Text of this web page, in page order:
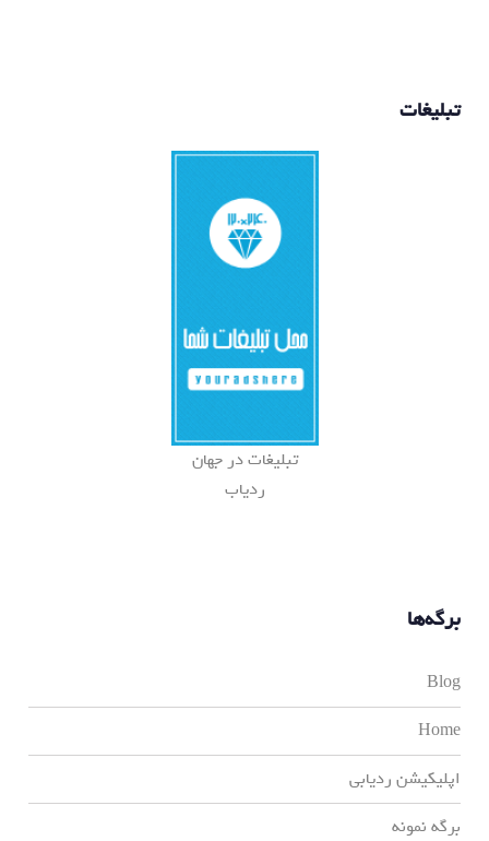
تبلیغات
تبلیغات در جهان
ردیاب
برگه‌ها
Blog
Home
اپلیکیشن ردیابی
برگه نمونه